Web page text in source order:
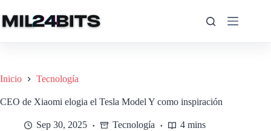
al
contenido
Inicio Tecnología
CEO de Xiaomi elogia el Tesla Model Y como inspiración
Sep 30, 2025 Tecnología 4 mins